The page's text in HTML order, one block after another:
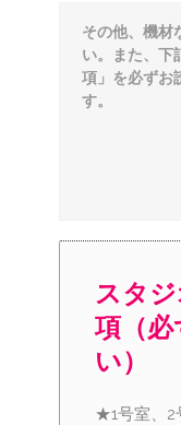
スタ
項（必
い）
★1号室、2